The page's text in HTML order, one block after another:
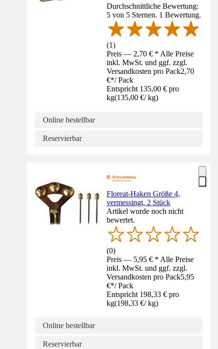
Durchschnittliche Bewertung:
5 von 5 Sternen. 1 Bewertung.
(1)
Preis — 2,70 € * Alle Preise
inkl. MwSt. und ggf. zzgl.
Versandkosten pro Pack2,70
€*/ Pack
Entspricht 135,00 € pro
kg(135,00 €/ kg)
Online bestellbar
Reservierbar
Floreat-Haken Größe 4,
vermessingt, 2 Stück
Artikel wurde noch nicht
bewertet.
(0)
Preis — 5,95 € * Alle Preise
inkl. MwSt. und ggf. zzgl.
Versandkosten pro Pack5,95
€*/ Pack
Entspricht 198,33 € pro
kg(198,33 €/ kg)
Online bestellbar
Reservierbar